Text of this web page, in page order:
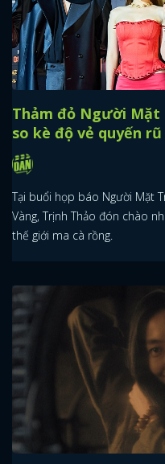
Thảm đỏ Người Mặt
so kè độ vẻ quyến rũ
Tại buổi họp báo Người Mặt
Vàng, Trịnh Thảo đón chào
thế giới ma cà rồng.